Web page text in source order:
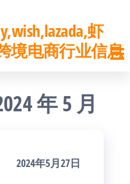
虾
境电商行业信息
年 5 月
2024年5月27日